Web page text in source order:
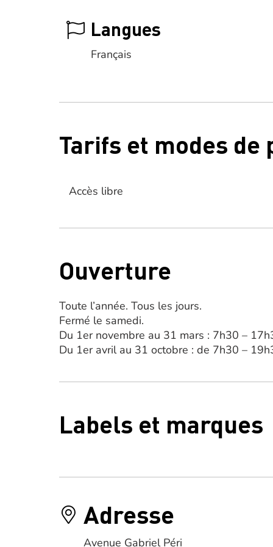
Langues
Français
Tarifs et modes de
Accès libre
Ouverture
Toute l’année. Tous les jours.
Fermé le samedi.
Du 1er novembre au 31 mars : 7h30 –
Du 1er avril au 31 octobre : de 7h30 –
Labels et marques
Adresse
Avenue Gabriel Péri